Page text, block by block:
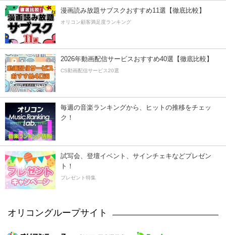
漫画読み放題サブスクおすすめ11選【徹底比較】
オリコン顧客満足度ランキング
2026年動画配信サービスおすすめ40選【徹底比較】
CS動画配信サービス20選
毎週の音楽ランキングから、ヒットの推移をチェッ
ク！
試写会、登壇イベント、サインチェキなどプレゼン
ト！
プレゼント特集
オリコングループサイト